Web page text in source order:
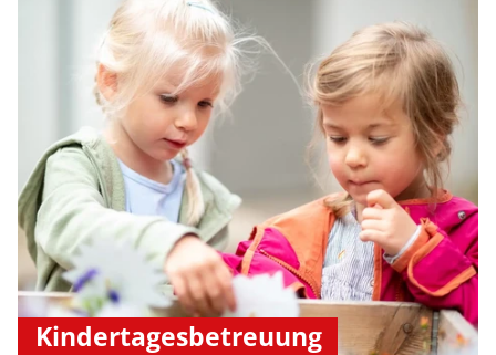
Kindertagesbetreuung